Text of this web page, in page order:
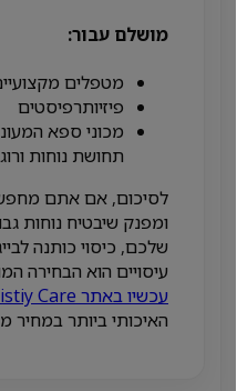
מושלם עבור:
מטפלים
פיזיותרפיסטים
מכוני ספא
תחושת נוחות
לסיכום, אם אתם
ומפנק שיבטיח נוחות
שלכם, כיסוי כותנה
עיסויים הוא הבחירה
עכשיו באתר Holistiy Care
האיכותי ביותר במחיר